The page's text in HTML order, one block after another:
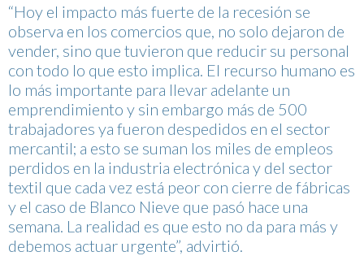
“Hoy el impacto más fuerte de la recesión se
observa en los comercios que, no solo dejaron de
vender, sino que tuvieron que reducir su personal
con todo lo que esto implica. El recurso humano es
lo más importante para llevar adelante un
emprendimiento y sin embargo más de 500
trabajadores ya fueron despedidos en el sector
mercantil; a esto se suman los miles de empleos
perdidos en la industria electrónica y del sector
textil que cada vez está peor con cierre de fábricas
y el caso de Blanco Nieve que pasó hace una
semana. La realidad es que esto no da para más y
debemos actuar urgente”, advirtió.